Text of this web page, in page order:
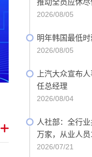

推动全员应休尽
2026/08/05
 明年韩国最低
2026/08/05

上汽大众宣布
任总经理
2026/08/04
 人社部：全行
万家，从业人员
2026/07/21